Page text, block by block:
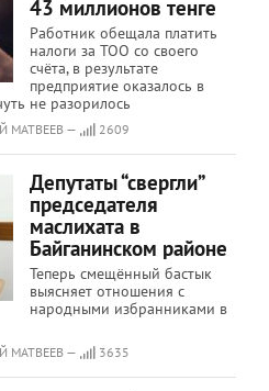
43 миллионов тенге
Работник обещала платить
налоги за ТОО со своего
счёта, в результате
предприятие оказалось в
не разорилось
МАТВЕЕВ — 2609
Депутаты “свергли”
председателя
маслихата в
Байганинском районе
Теперь смещённый бастык
выясняет отношения с
народными избранниками в
МАТВЕЕВ — 3635